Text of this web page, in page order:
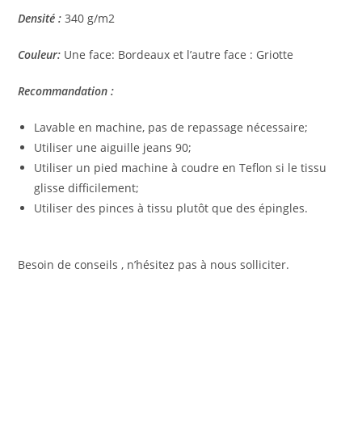
Densité : 340 g/m2
Couleur: Une face: Bordeaux et l’autre face : Griotte
Recommandation :
Lavable en machine, pas de repassage nécessaire;
Utiliser une aiguille jeans 90;
Utiliser un pied machine à coudre en Teflon si le tissu
glisse difficilement;
Utiliser des pinces à tissu plutôt que des épingles.
Besoin de conseils , n’hésitez pas à nous solliciter.